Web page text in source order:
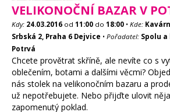
VELIKONOČNÍ BAZAR V
Kdy: 24.03.2016 od 11:00 do 18:00 • Kde:
Srbská 2, Praha 6 Dejvice • Pořadatel: Spolu
Potrvá
Chcete provětrat skříně, ale nevíte co s
oblečením, botami a dalšími věcmi?
nás stolek na velikonočním bazaru a
už nepotřebujete. Nebo přijďte ulovit
zapomenutý poklad.